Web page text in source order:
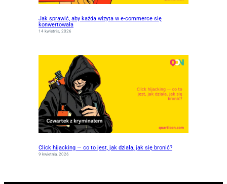
Jak sprawić, aby każda wizyta w e-commerce się
konwertowała
14 kwietnia, 2026
Click hijacking — co to jest, jak działa, jak się bronić?
9 kwietnia, 2026